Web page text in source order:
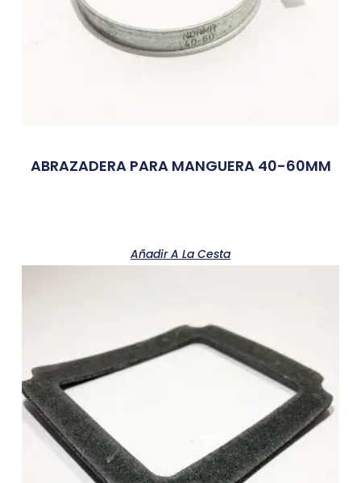
ABRAZADERA PARA MANGUERA 40-60MM
Añadir A La Cesta